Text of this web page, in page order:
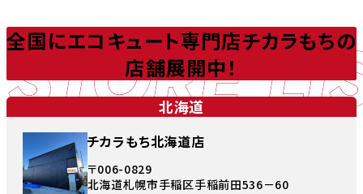
STORE
全国にエコキュート専門店チカラもちの
店舗展開中！
北海道
チカラもち北海道店
〒006-0829
北海道札幌市手稲区手稲前田536－60